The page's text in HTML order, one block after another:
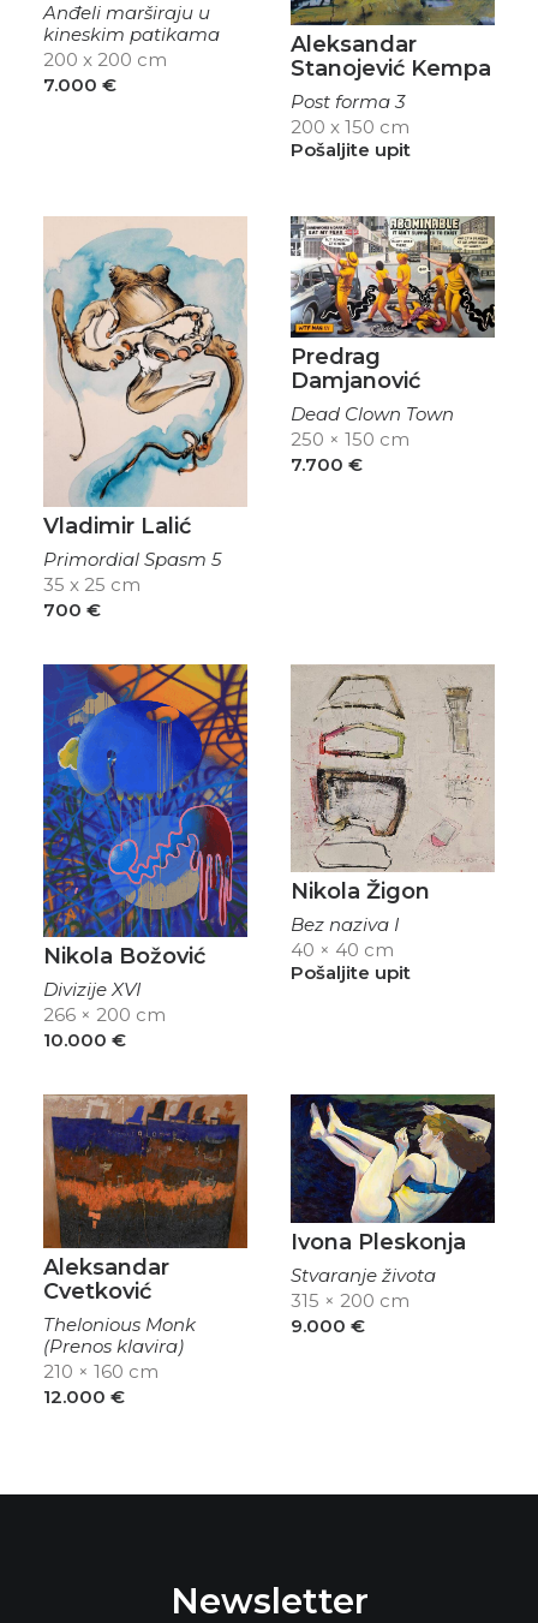
Anđeli marširaju u
kineskim patikama
200 x 200 cm
7.000 €
Aleksandar
Stanojević Kempa
Post forma 3
200 x 150 cm
Pošaljite upit
Vladimir Lalić
Primordial Spasm 5
35 x 25 cm
700 €
Predrag
Damjanović
Dead Clown Town
250 × 150 cm
7.700 €
Nikola Božović
Divizije XVI
266 × 200 cm
10.000 €
Nikola Žigon
Bez naziva I
40 × 40 cm
Pošaljite upit
Aleksandar
Cvetković
Thelonious Monk
(Prenos klavira)
210 × 160 cm
12.000 €
Ivona Pleskonja
Stvaranje života
315 × 200 cm
9.000 €
Newsletter